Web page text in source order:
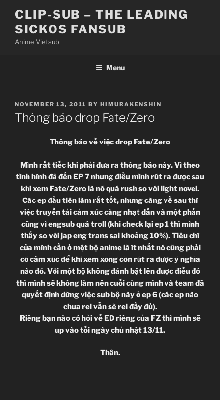
content
CLIP-SUB – THE LEADING
SICKOS FANSUB
Anime Vietsub
Menu
POSTED
ON
NOVEMBER 13, 2011 BY HIMURAKENSHIN
Thông báo drop Fate/Zero
Thông báo về việc drop Fate/Zero
Mình rất tiếc khi phải đưa ra thông báo này. Vì theo
tình hình đã đến EP 7 nhưng điều mình rút ra được sau
khi xem Fate/Zero là nó quá rush so với light novel.
Các ep đầu tiên làm rất tốt, nhưng càng về sau thì
việc truyền tải cảm xúc càng nhạt dần và một phần
cũng vì engsub quá troll (khi check lại ep 1 thì mình
thấy so với jap eng trans sai khoảng 10%). Tiêu chí
của mình cần ở một bộ anime là ít nhất nó cũng phải
có cảm xúc để khi xem xong còn rút ra được ý nghĩa
nào đó. Với một bộ không đánh bật lên được điều đó
thì mình sẽ không làm nên cuối cùng mình và team đã
quyết định dừng việc sub bộ này ở ep 6 (các ep nào
chưa rel vẫn sẽ rel đầy đủ).
Riêng bạn nào có hỏi về ED riêng của FZ thì mình sẽ
up vào tối ngày chủ nhật 13/11.
Thân.